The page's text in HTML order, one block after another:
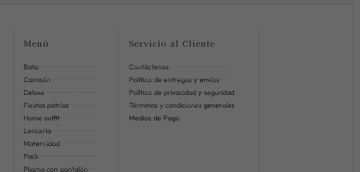
Menú
Bata
Camisón
Deluxe
Fiestas patrias
Home outfit
Lenceria
Maternidad
Pack
Pijama con pantalón
Servicio al Cliente
Contáctenos
Política de entregas y envíos
Política de privacidad y seguridad
Términos y condiciones generales
Medios de Pago